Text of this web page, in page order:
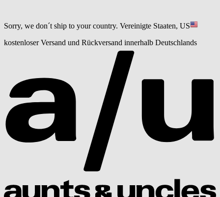
Sorry, we don´t ship to your country. Vereinigte Staaten, US
kostenloser Versand und Rückversand innerhalb Deutschlands